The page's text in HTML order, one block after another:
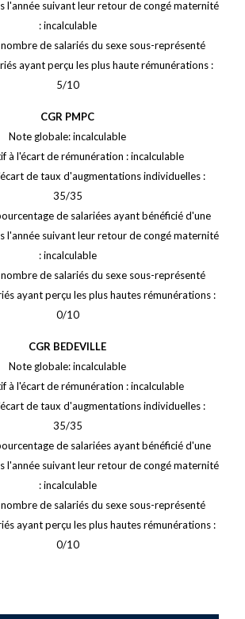
l'année suivant leur retour de congé maternité
: incalculable
de salariés du sexe sous-représenté
ayant perçu les plus haute rémunérations :
5/10
CGR PMPC
Note globale: incalculable
à l'écart de rémunération : incalculable
de taux d'augmentations individuelles :
35/35
de salariées ayant bénéficié d'une
l'année suivant leur retour de congé maternité
: incalculable
de salariés du sexe sous-représenté
ayant perçu les plus hautes rémunérations :
0/10
CGR BEDEVILLE
Note globale: incalculable
à l'écart de rémunération : incalculable
de taux d'augmentations individuelles :
35/35
de salariées ayant bénéficié d'une
l'année suivant leur retour de congé maternité
: incalculable
de salariés du sexe sous-représenté
ayant perçu les plus hautes rémunérations :
0/10